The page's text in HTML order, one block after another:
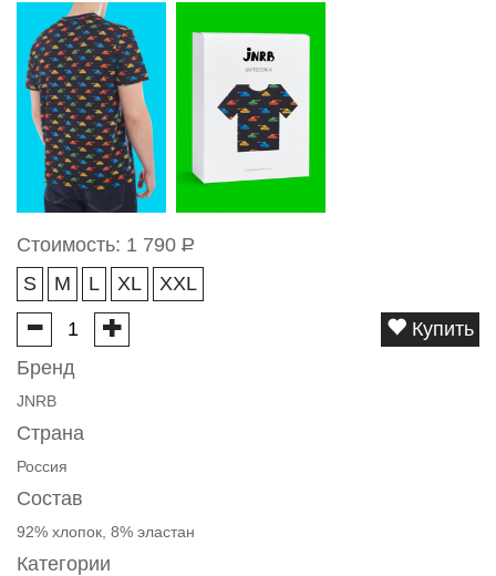
Стоимость: 1 790 Р
S
M L XL XXL
Купить
Бренд
JNRB
Страна
Россия
Состав
92% хлопок, 8% эластан
Категории